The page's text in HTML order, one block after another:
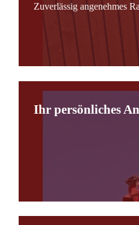
Zuverlässig angenehmes
Ihr persönliches